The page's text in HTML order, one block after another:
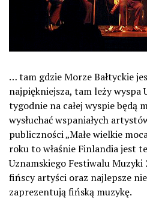
… tam gdzie Morze Bałtyckie
najpiękniejsza, tam leży
tygodnie na całej wyspie będą
wysłuchać wspaniałych
publiczności „Małe wielkie
roku to właśnie Finlandia jest
Uznamskiego Festiwalu
fińscy artyści oraz najlepsze
zaprezentują fińską muzykę.